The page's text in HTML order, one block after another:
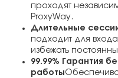
проходят
ProxyWay.
Длительные
подходит для
избежать
99.99% Гарантия
работы